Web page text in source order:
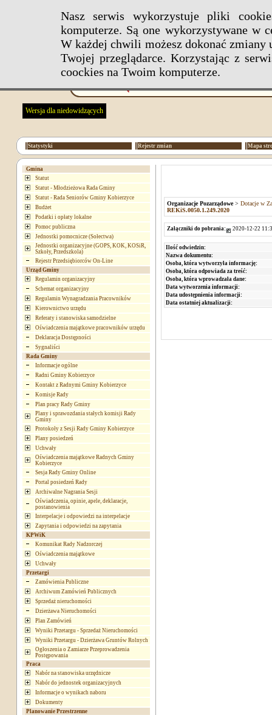
Nasz serwis wykorzystuje pliki
komputerze. Są one wykorzystywane w
W każdej chwili możesz dokonać
Twojej przeglądarce. Korzystając z
coockies na Twoim komputerze.
Wersja dla niedowidzących
Statystyki Rejestr zmian Mapa
Gmina
Statut
Statut - Młodzieżowa Rada Gminy
Statut - Rada Seniorów Gminy Kobierzyce
Budżet
Podatki i opłaty lokalne
Pomoc publiczna
Jednostki pomocnicze (Sołectwa)
Jednostki organizacyjne (GOPS, KOK, KOSiR,
Szkoły, Przedszkola)
Rejestr Przedsiębiorców On-Line
Urząd Gminy
Regulamin organizacyjny
Schemat organizacyjny
Regulamin Wynagradzania Pracowników
Kierownictwo urzędu
Referaty i stanowiska samodzielne
Oświadczenia majątkowe pracowników urzędu
Deklaracja Dostępności
Sygnaliści
Rada Gminy
Informacje ogólne
Radni Gminy Kobierzyce
Kontakt z Radnymi Gminy Kobierzyce
Komisje Rady
Plan pracy Rady Gminy
Plany i sprawozdania stałych komisji Rady
Gminy
Protokoły z Sesji Rady Gminy Kobierzyce
Plany posiedzeń
Uchwały
Oświadczenia majątkowe Radnych Gminy
Kobierzyce
Sesja Rady Gminy Online
Portal posiedzeń Rady
Archiwalne Nagrania Sesji
Oświadczenia, opinie, apele, deklaracje,
postanowienia
Interpelacje i odpowiedzi na interpelacje
Zapytania i odpowiedzi na zapytania
KPWiK
Komunikat Rady Nadzorczej
Oświadczenia majątkowe
Uchwały
Przetargi
Zamówienia Publiczne
Archiwum Zamówień Publicznych
Sprzedaż nieruchomości
Dzierżawa Nieruchomości
Plan Zamówień
Wyniki Przetargu - Sprzedaż Nieruchomości
Wyniki Przetargu - Dzierżawa Gruntów Rolnych
Ogłoszenia o Zamiarze Przeprowadzenia
Postępowania
Praca
Nabór na stanowiska urzędnicze
Nabór do jednostek organizacyjnych
Informacje o wynikach naboru
Dokumenty
Planowanie Przestrzenne
Organizacje Pozarządowe> Dotacje w
REKiS.0050.1.249.2020
Załączniki do pobrania: 2020-12-22
Ilość odwiedzin:
Nazwa dokumentu:
Osoba, która wytworzyła informację:
Osoba, która odpowiada za treść:
Osoba, która wprowadzała dane:
Data wytworzenia informacji:
Data udostępnienia informacji:
Data ostatniej aktualizacji: